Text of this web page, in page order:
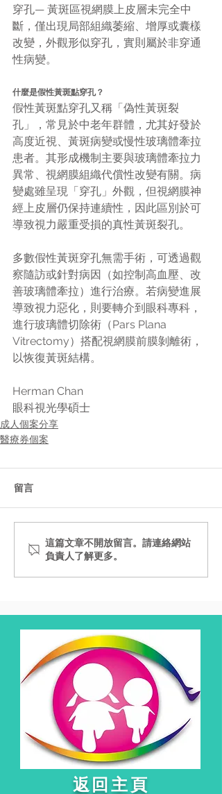
穿孔— 黃斑區視網膜上皮層未完全中
斷，僅出現局部組織萎縮、增厚或囊樣
改變，外觀形似穿孔，實則屬於非穿通
性病變。
什麼是假性黃斑點穿孔？
假性黃斑點穿孔又稱「偽性黃斑裂
孔」，常見於中老年群體，尤其好發於
高度近視、黃斑病變或慢性玻璃體牽拉
患者。其形成機制主要與玻璃體牽拉力
異常、視網膜組織代償性改變有關。病
變處雖呈現「穿孔」外觀，但視網膜神
經上皮層仍保持連續性，因此區別於可
導致視力嚴重受損的真性黃斑裂孔。
多數假性黃斑穿孔無需手術，可透過觀
察隨訪或針對病因（如控制高血壓、改
善玻璃體牽拉）進行治療。若病變進展
導致視力惡化，則要轉介到眼科專科，
進行玻璃體切除術（Pars Plana
Vitrectomy）搭配視網膜前膜剝離術，
以恢復黃斑結構。
Herman Chan
眼科視光學碩士
成人個案分享
醫療券個案
留言
這篇文章不開放留言。請連絡網站
負責人了解更多。
​返回主頁